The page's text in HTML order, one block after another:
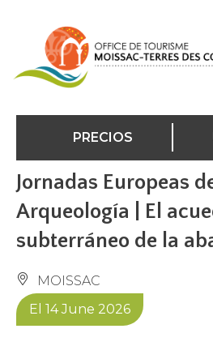
PRECIOS
Jornadas Europeas
Arqueología | El
subterráneo de la
MOISSAC
El 14 June 2026